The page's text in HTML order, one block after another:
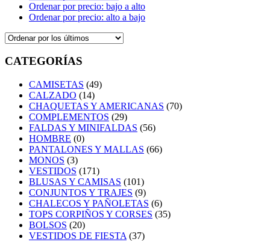
Ordenar por precio: bajo a alto
Ordenar por precio: alto a bajo
CATEGORÍAS
CAMISETAS (49)
CALZADO (14)
CHAQUETAS Y AMERICANAS (70)
COMPLEMENTOS (29)
FALDAS Y MINIFALDAS (56)
HOMBRE (0)
PANTALONES Y MALLAS (66)
MONOS (3)
VESTIDOS (171)
BLUSAS Y CAMISAS (101)
CONJUNTOS Y TRAJES (9)
CHALECOS Y PAÑOLETAS (6)
TOPS CORPIÑOS Y CORSES (35)
BOLSOS (20)
VESTIDOS DE FIESTA (37)